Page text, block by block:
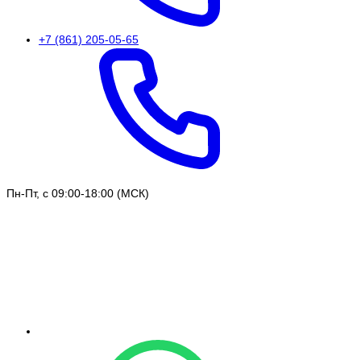
+7 (861) 205-05-65
Пн-Пт, с 09:00-18:00 (МСК)